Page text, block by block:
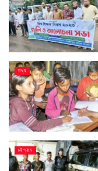
তথ্য
চট্টগ্রাম